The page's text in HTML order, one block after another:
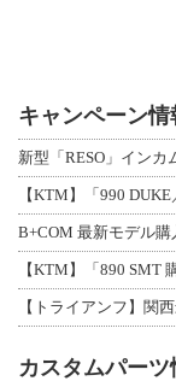
キャンペーン情
【KTM】「990
【KTM】「890 SMT
カスタムパーツ